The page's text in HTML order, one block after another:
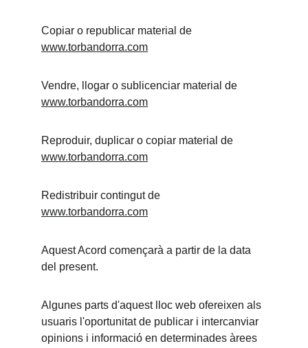
Copiar o republicar material de
www.torbandorra.com
Vendre, llogar o sublicenciar material de
www.torbandorra.com
Reproduir, duplicar o copiar material de
www.torbandorra.com
Redistribuir contingut de
www.torbandorra.com
Aquest Acord començarà a partir de la data
del present.
Algunes parts d'aquest lloc web ofereixen als
usuaris l'oportunitat de publicar i intercanviar
opinions i informació en determinades àrees